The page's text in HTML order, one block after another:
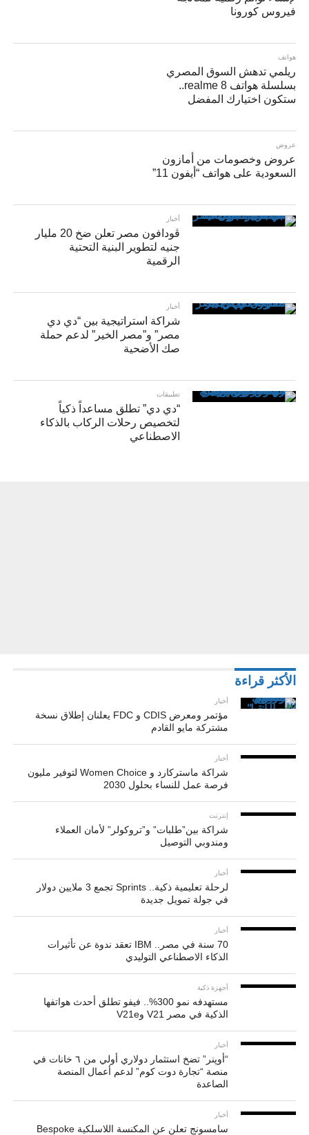
فيروس كورونا
هواتف
ريلمي تدهش السوق المصري
بسلسلة هواتف realme 8..
ستكون اختيارك المفضل
عروض
عروض وخصومات من أمازون
السعودية على هواتف “أيفون 11”
أخبار
ڤودافون مصر تعلن ضخ 20 مليار
جنيه لتطوير البنية التحتية
الرقمية
أخبار
شراكة استراتيجية بين “دي دي
مصر” و”مصر الخير” لدعم حملة
صك الأضحية
تطبيقات
“دي دي” تطلق مساعداً ذكياً
لتخصيص رحلات الركاب بالذكاء
الاصطناعي
الأكثر قراءة
أخبار
مؤتمر ومعرض CDIS و FDC يعلنان إطلاق نسخة
مشتركة مايو القادم
أخبار
شراكة ماستركارد و Women Choice لتوفير مليون
فرصة عمل للنساء بحلول 2030
إنترنت
شراكة بين”طلبات” و”تروكولر” لأمان العملاء
ومندوبي التوصيل
أخبار
لرحلة تعليمية ذكية.. Sprints تجمع 3 ملايين دولار
في جولة تمويل جديدة
أخبار
70 سنة في مصر.. IBM تعقد ندوة عن تأثيرات
الذكاء الاصطناعي التوليدي
أجهزة ذكية
مستهدفه نمو 300%.. فيفو تطلق أحدث هواتفها
الذكية في مصر V21 وV21e
أخبار
“أوپنر” تضخ استثمار دولاري أولي من ٦ خانات في
منصة “تجارة دوت كوم” لدعم أعمال المنصة
الصاعدة
أخبار
سامسونج تعلن عن المكنسة اللاسلكية Bespoke